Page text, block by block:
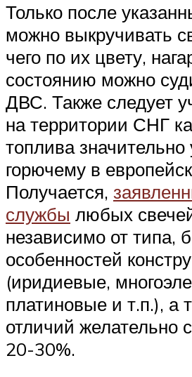
Только после
можно выкручивать
чего по их цвету,
состоянию можно
ДВС. Также следует
на территории СНГ
топлива значительно
горючему в
Получается,
службы любых
независимо от типа,
особенностей
(иридиевые,
платиновые и т.п.), а
отличий желательно
20-30%.